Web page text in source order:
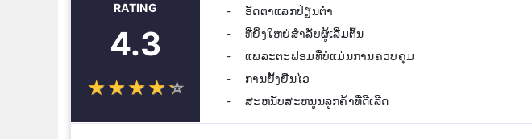
RATING
4.3
☆☆☆☆☆
★★★★★
ອັດຕາແລກປ່ຽນຕໍ່າ
ທີ່ຍິ່ງໃຫຍ່ສໍາລັບຜູ້ເລີ່ມຕົ້ນ
ແພລະຕະຟອມທີ່ບໍ່ແມ່ນການຄວບຄຸມ
ການຢັ້ງຢືນໄວ
ສະຫນັບສະຫນູນລູກຄ້າທີ່ດີເລີດ